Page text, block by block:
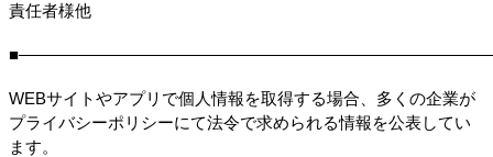
責任者様他
WEBサイトやアプリで個人情報を取得する場合、多くの企業が
プライバシーポリシーにて法令で求められる情報を公表してい
ます。